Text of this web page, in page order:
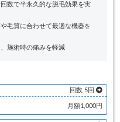
数で半永久的な脱毛効果を実
毛質に合わせて最適な機器を
施術時の痛みを軽減
回数 5回
月額1,000円